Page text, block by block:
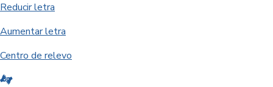
Reducir letra
Aumentar letra
Centro de relevo